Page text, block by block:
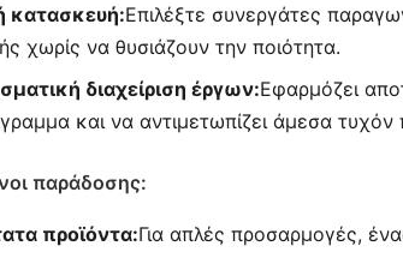
κατασκευή:Επιλέξτε συνεργάτες
χωρίς να θυσιάζουν την ποιότητα.
διαχείριση έργων:Εφαρμόζει
και να αντιμετωπίζει άμεσα
παράδοσης:
προϊόντα:Για απλές προσαρμογές,